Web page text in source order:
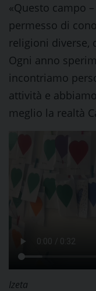
«Questo campo
permesso di
religioni diverse,
Ogni anno
incontriamo
attività e
meglio la realtà
Izeta